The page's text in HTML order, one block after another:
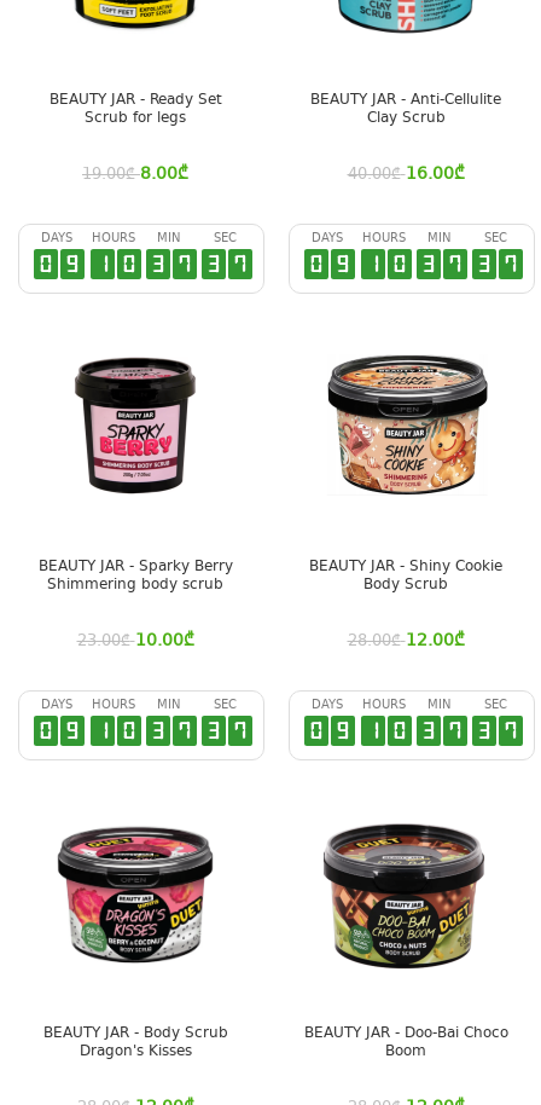
BEAUTY JAR - Ready Set
Scrub for legs
19.00₾ 8.00₾
BEAUTY JAR - Anti-Cellulite
Clay Scrub
40.00₾ 16.00₾
DAYS
0 9
HOURS
1 0
MIN
3 7
SEC
3 6
BEAUTY JAR - Sparky Berry
Shimmering body scrub
23.00₾ 10.00₾
DAYS
0 9
HOURS
1 0
MIN
3 7
SEC
3 6
BEAUTY JAR - Shiny Cookie
Body Scrub
28.00₾ 12.00₾
DAYS
0 9
HOURS
1 0
MIN
3 7
SEC
3 6
BEAUTY JAR - Body Scrub
Dragon's Kisses
DAYS
0 9
HOURS
1 0
MIN
3 7
SEC
3 6
BEAUTY JAR - Doo-Bai Choco
Boom